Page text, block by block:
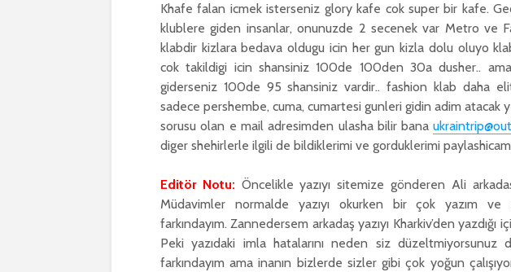
Khafe falan icmek isterseniz glory kafe cok super bir kafe.
klublere giden insanlar, onunuzde 2 secenek var Metro ve
klabdir kizlara bedava oldugu icin her gun kizla dolu oluyo
cok takildigi icin shansiniz 100de 100den 30a dusher..
giderseniz 100de 95 shansiniz vardir.. fashion klab daha
sadece pershembe, cuma, cumartesi gunleri gidin adim atacak
sorusu olan e mail adresimden ulasha bilir bana
diger shehirlerle ilgili de bildiklerimi ve gorduklerimi
Editör Notu: Öncelikle yazıyı sitemize gönderen Ali
Müdavimler normalde yazıyı okurken bir çok yazım ve
farkındayım. Zannedersem arkadaş yazıyı Kharkiv’den
Peki yazıdaki imla hatalarını neden siz düzeltmiyorsunuz
farkındayım ama inanın bizlerde sizler gibi çok yoğun